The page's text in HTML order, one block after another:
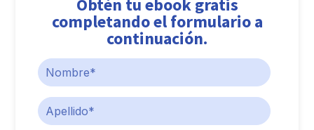
Obtén tu ebook gratis
completando el formulario a
continuación.